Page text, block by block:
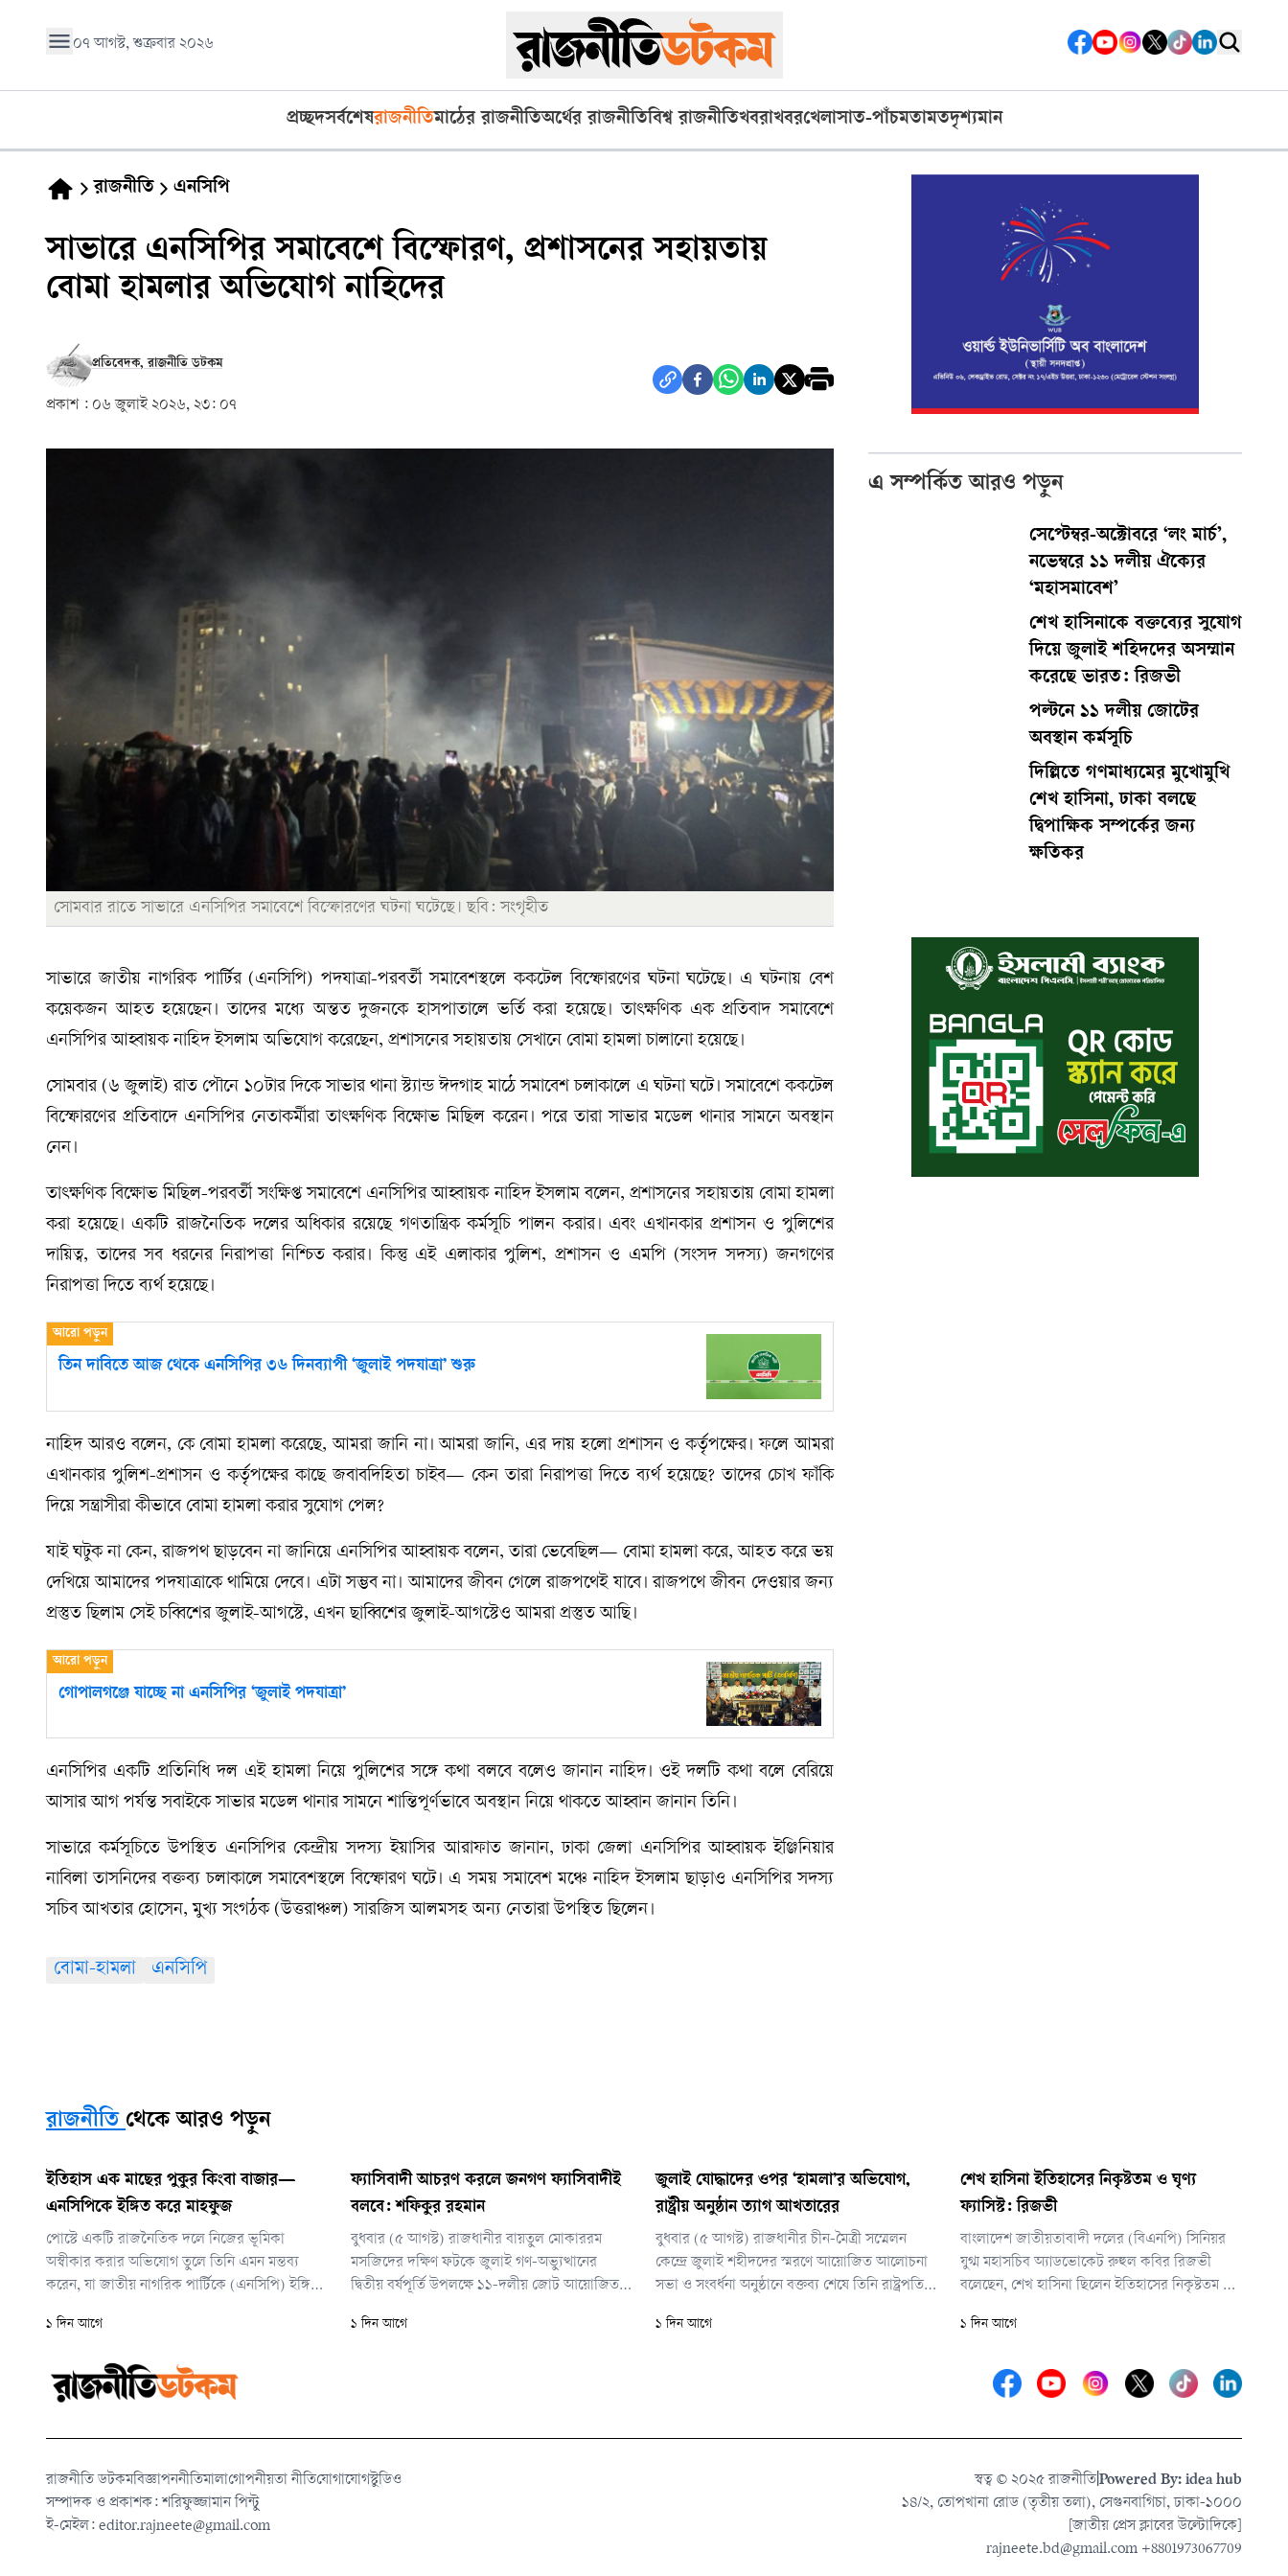
০৭ আগস্ট, শুক্রবার ২০২৬
প্রচ্ছদসর্বশেষরাজনীতিমাঠের রাজনীতিঅর্থের রাজনীতিবিশ্ব রাজনীতিখবরাখবরখেলাসাত-পাঁচমতামতদৃশ্যমান
রাজনীতি এনসিপি
সাভারে এনসিপির সমাবেশে বিস্ফোরণ, প্রশাসনের সহায়তায়
বোমা হামলার অভিযোগ নাহিদের
প্রতিবেদক, রাজনীতি ডটকম
প্রকাশ : ০৬ জুলাই ২০২৬, ২৩: ০৭
সোমবার রাতে সাভারে এনসিপির সমাবেশে বিস্ফোরণের ঘটনা ঘটেছে। ছবি: সংগৃহীত
সাভারে জাতীয় নাগরিক পার্টির (এনসিপি) পদযাত্রা-পরবর্তী সমাবেশস্থলে ককটেল বিস্ফোরণের ঘটনা ঘটেছে। এ ঘটনায় বেশ
কয়েকজন আহত হয়েছেন। তাদের মধ্যে অন্তত দুজনকে হাসপাতালে ভর্তি করা হয়েছে। তাৎক্ষণিক এক প্রতিবাদ সমাবেশে
এনসিপির আহ্বায়ক নাহিদ ইসলাম অভিযোগ করেছেন, প্রশাসনের সহায়তায় সেখানে বোমা হামলা চালানো হয়েছে।
সোমবার (৬ জুলাই) রাত পৌনে ১০টার দিকে সাভার থানা স্ট্যান্ড ঈদগাহ মাঠে সমাবেশ চলাকালে এ ঘটনা ঘটে। সমাবেশে ককটেল
বিস্ফোরণের প্রতিবাদে এনসিপির নেতাকর্মীরা তাৎক্ষণিক বিক্ষোভ মিছিল করেন। পরে তারা সাভার মডেল থানার সামনে অবস্থান
নেন।
তাৎক্ষণিক বিক্ষোভ মিছিল-পরবর্তী সংক্ষিপ্ত সমাবেশে এনসিপির আহ্বায়ক নাহিদ ইসলাম বলেন, প্রশাসনের সহায়তায় বোমা হামলা
করা হয়েছে। একটি রাজনৈতিক দলের অধিকার রয়েছে গণতান্ত্রিক কর্মসূচি পালন করার। এবং এখানকার প্রশাসন ও পুলিশের
দায়িত্ব, তাদের সব ধরনের নিরাপত্তা নিশ্চিত করার। কিন্তু এই এলাকার পুলিশ, প্রশাসন ও এমপি (সংসদ সদস্য) জনগণের
নিরাপত্তা দিতে ব্যর্থ হয়েছে।
তিন দাবিতে আজ থেকে এনসিপির ৩৬ দিনব্যাপী ‘জুলাই পদযাত্রা’ শুরু
নাহিদ আরও বলেন, কে বোমা হামলা করেছে, আমরা জানি না। আমরা জানি, এর দায় হলো প্রশাসন ও কর্তৃপক্ষের। ফলে আমরা
এখানকার পুলিশ-প্রশাসন ও কর্তৃপক্ষের কাছে জবাবদিহিতা চাইব— কেন তারা নিরাপত্তা দিতে ব্যর্থ হয়েছে? তাদের চোখ ফাঁকি
দিয়ে সন্ত্রাসীরা কীভাবে বোমা হামলা করার সুযোগ পেল?
যাই ঘটুক না কেন, রাজপথ ছাড়বেন না জানিয়ে এনসিপির আহ্বায়ক বলেন, তারা ভেবেছিল— বোমা হামলা করে, আহত করে ভয়
দেখিয়ে আমাদের পদযাত্রাকে থামিয়ে দেবে। এটা সম্ভব না। আমাদের জীবন গেলে রাজপথেই যাবে। রাজপথে জীবন দেওয়ার জন্য
প্রস্তুত ছিলাম সেই চব্বিশের জুলাই-আগস্টে, এখন ছাব্বিশের জুলাই-আগস্টেও আমরা প্রস্তুত আছি।
গোপালগঞ্জে যাচ্ছে না এনসিপির ‘জুলাই পদযাত্রা’
এনসিপির একটি প্রতিনিধি দল এই হামলা নিয়ে পুলিশের সঙ্গে কথা বলবে বলেও জানান নাহিদ। ওই দলটি কথা বলে বেরিয়ে
আসার আগ পর্যন্ত সবাইকে সাভার মডেল থানার সামনে শান্তিপূর্ণভাবে অবস্থান নিয়ে থাকতে আহ্বান জানান তিনি।
সাভারে কর্মসূচিতে উপস্থিত এনসিপির কেন্দ্রীয় সদস্য ইয়াসির আরাফাত জানান, ঢাকা জেলা এনসিপির আহ্বায়ক ইঞ্জিনিয়ার
নাবিলা তাসনিদের বক্তব্য চলাকালে সমাবেশস্থলে বিস্ফোরণ ঘটে। এ সময় সমাবেশ মঞ্চে নাহিদ ইসলাম ছাড়াও এনসিপির সদস্য
সচিব আখতার হোসেন, মুখ্য সংগঠক (উত্তরাঞ্চল) সারজিস আলমসহ অন্য নেতারা উপস্থিত ছিলেন।
বোমা-হামলা এনসিপি
এ সম্পর্কিত আরও পড়ুন
সেপ্টেম্বর-অক্টোবরে ‘লং মার্চ’,
নভেম্বরে ১১ দলীয় ঐক্যের
‘মহাসমাবেশ’
শেখ হাসিনাকে বক্তব্যের সুযোগ
দিয়ে জুলাই শহিদদের অসম্মান
করেছে ভারত: রিজভী
পল্টনে ১১ দলীয় জোটের
অবস্থান কর্মসূচি
দিল্লিতে গণমাধ্যমের মুখোমুখি
শেখ হাসিনা, ঢাকা বলছে
দ্বিপাক্ষিক সম্পর্কের জন্য
ক্ষতিকর
রাজনীতি থেকে আরও পড়ুন
ইতিহাস এক মাছের পুকুর কিংবা বাজার—
এনসিপিকে ইঙ্গিত করে মাহফুজ
পোস্টে একটি রাজনৈতিক দলে নিজের ভূমিকা
অস্বীকার করার অভিযোগ তুলে তিনি এমন মন্তব্য
করেন, যা জাতীয় নাগরিক পার্টিকে (এনসিপি) ইঙ্গিত
চলছে।
১ দিন আগে
ফ্যাসিবাদী আচরণ করলে জনগণ ফ্যাসিবাদীই
বলবে: শফিকুর রহমান
বুধবার (৫ আগস্ট) রাজধানীর বায়তুল মোকাররম
মসজিদের দক্ষিণ ফটকে জুলাই গণ-অভ্যুত্থানের
দ্বিতীয় বর্ষপূর্তি উপলক্ষে ১১-দলীয় জোট আয়োজিত
১ দিন আগে
জুলাই যোদ্ধাদের ওপর ‘হামলা’র অভিযোগ,
রাষ্ট্রীয় অনুষ্ঠান ত্যাগ আখতারের
বুধবার (৫ আগস্ট) রাজধানীর চীন-মৈত্রী সম্মেলন
কেন্দ্রে জুলাই শহীদদের স্মরণে আয়োজিত আলোচনা
সভা ও সংবর্ধনা অনুষ্ঠানে বক্তব্য শেষে তিনি রাষ্ট্রপতির
১ দিন আগে
শেখ হাসিনা ইতিহাসের নিকৃষ্টতম ও ঘৃণ্য
ফ্যাসিস্ট: রিজভী
বাংলাদেশ জাতীয়তাবাদী দলের (বিএনপি) সিনিয়র
যুগ্ম মহাসচিব অ্যাডভোকেট রুহুল কবির রিজভী
বলেছেন, শেখ হাসিনা ছিলেন ইতিহাসের নিকৃষ্টতম ও
করে ক্ষমতায় টিকে থাকলেও শেখ হাসিনার সঙ্গে
১ দিন আগে
রাজনীতি ডটকমবিজ্ঞাপননীতিমালাগোপনীয়তা নীতিযোগাযোগস্টুডিও
সম্পাদক ও প্রকাশক: শরিফুজ্জামান পিন্টু
ই-মেইল: editor.rajneete@gmail.com
স্বত্ব © ২০২৫ রাজনীতিPowered By: idea hub
১৪/২, তোপখানা রোড (তৃতীয় তলা), সেগুনবাগিচা, ঢাকা-১০০০
[জাতীয় প্রেস ক্লাবের উল্টোদিকে]
rajneete.bd@gmail.com +8801973067709